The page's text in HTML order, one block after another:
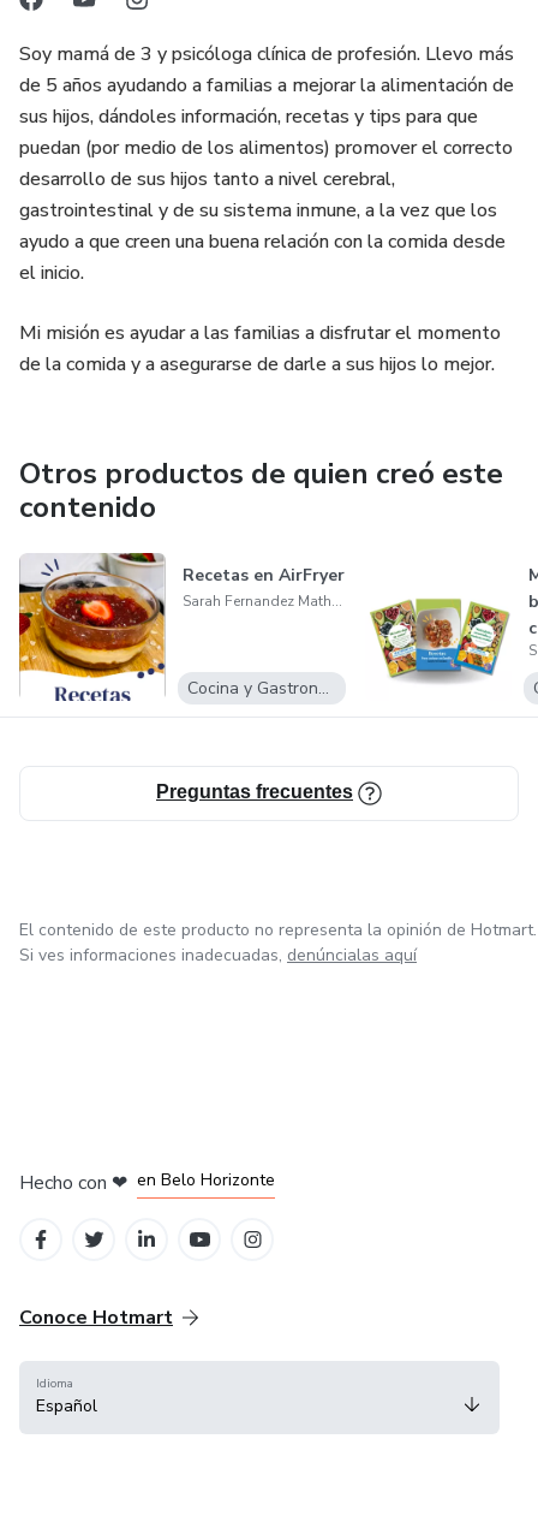
Soy mamá de 3 y psicóloga clínica de profesión. Llevo más
de 5 años ayudando a familias a mejorar la alimentación de
sus hijos, dándoles información, recetas y tips para que
puedan (por medio de los alimentos) promover el correcto
desarrollo de sus hijos tanto a nivel cerebral,
gastrointestinal y de su sistema inmune, a la vez que los
ayudo a que creen una buena relación con la comida desde
el inicio.
Mi misión es ayudar a las familias a disfrutar el momento
de la comida y a asegurarse de darle a sus hijos lo mejor.
Otros productos de quien creó este
contenido
Recetas en AirFryer
Sarah Fernandez Matheu
Cocina y Gastronomía
Preguntas frecuentes
El contenido de este producto no representa la opinión de Hotmart.
Si ves informaciones inadecuadas, denúncialas aquí
Hecho con ❤ en Belo Horizonte
Conoce Hotmart
Idioma
Español